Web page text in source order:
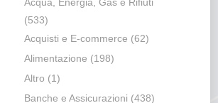
(533)
Acquisti e E-commerce (62)
Alimentazione (198)
Altro (1)
Banche e Assicurazioni (438)